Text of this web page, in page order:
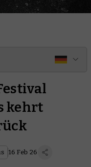
kehrt
16 Feb 26